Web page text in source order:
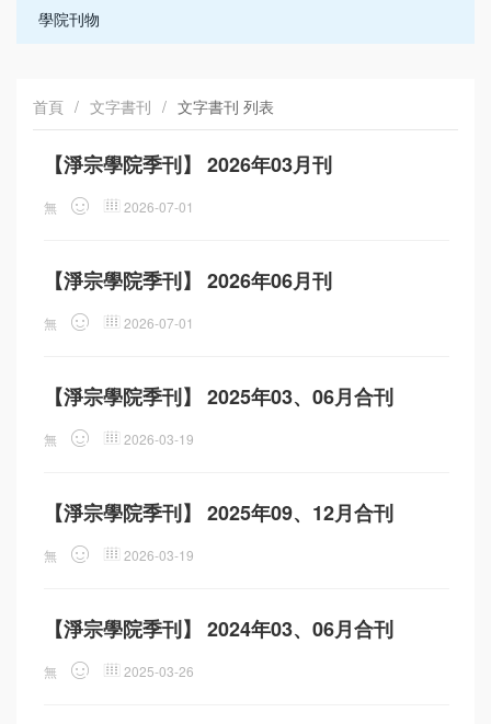
學院刊物
首頁 / 文字書刊 / 文字書刊 列表
【淨宗學院季刊】 2026年03月刊
無 2026-07-01
【淨宗學院季刊】 2026年06月刊
無 2026-07-01
【淨宗學院季刊】 2025年03、06月合刊
無 2026-03-19
【淨宗學院季刊】 2025年09、12月合刊
無 2026-03-19
【淨宗學院季刊】 2024年03、06月合刊
無 2025-03-26